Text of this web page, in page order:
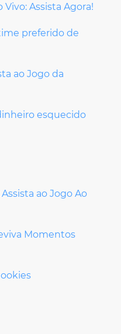
Assista Agora!
preferido de
ao Jogo da
esquecido
ao Jogo Ao
Momentos